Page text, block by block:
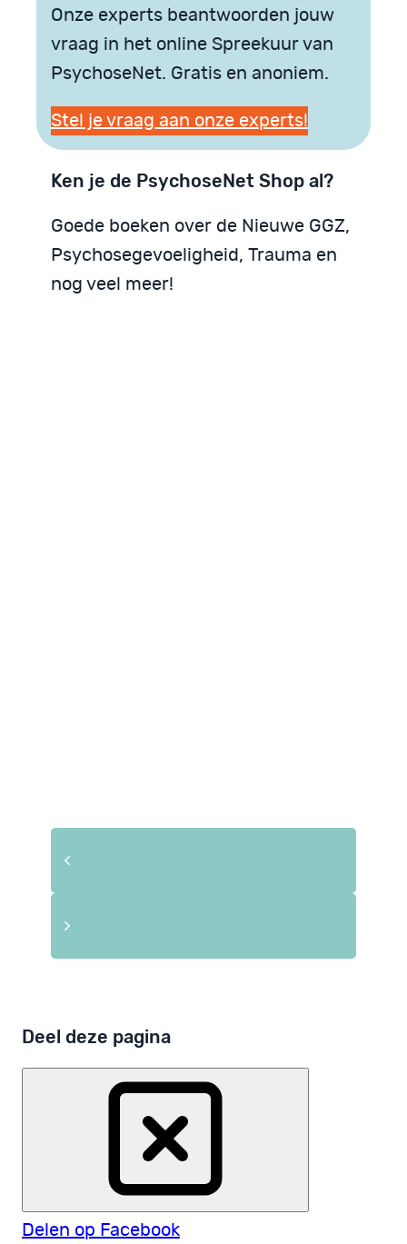
Onze experts beantwoorden jouw
vraag in het online Spreekuur van
PsychoseNet. Gratis en anoniem.
Stel je vraag aan onze experts!
Ken je de PsychoseNet Shop al?
Goede boeken over de Nieuwe GGZ,
Psychosegevoeligheid, Trauma en
nog veel meer!
Deel deze pagina
Delen op Facebook